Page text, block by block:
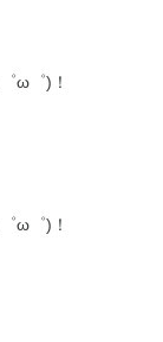
ω゜)！
ω゜)！